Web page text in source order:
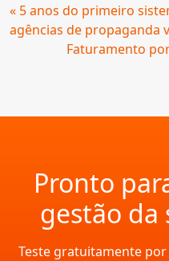
Continue
Lendo
« 5 anos do primeiro
agências de propaganda
Faturamento
Pronto
gestão da
Teste gratuitamente